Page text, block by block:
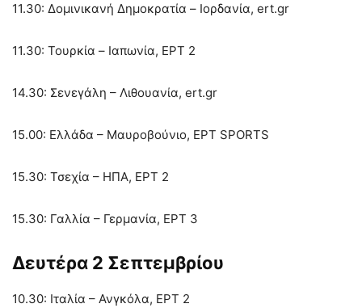
11.30: Δομινικανή Δημοκρατία – Ιορδανία, ert.gr
11.30: Τουρκία – Ιαπωνία, ΕΡΤ 2
14.30: Σενεγάλη – Λιθουανία, ert.gr
15.00: Ελλάδα – Μαυροβούνιο, ΕΡΤ SPORTS
15.30: Τσεχία – ΗΠΑ, ΕΡΤ 2
15.30: Γαλλία – Γερμανία, ΕΡΤ 3
Δευτέρα 2 Σεπτεμβρίου
10.30: Ιταλία – Ανγκόλα, ΕΡΤ 2